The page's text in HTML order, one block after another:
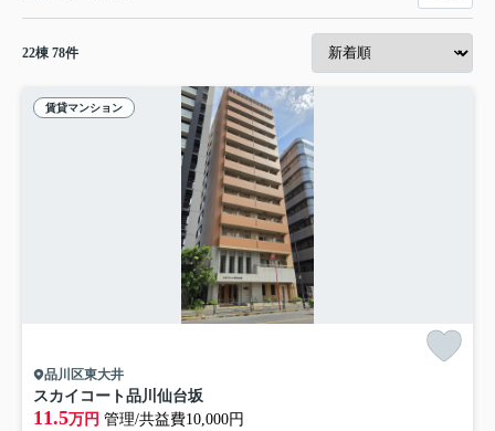
22棟 78件
賃貸マンション
品川区東大井
スカイコート品川仙台坂
11.5万円 管理/共益費10,000円